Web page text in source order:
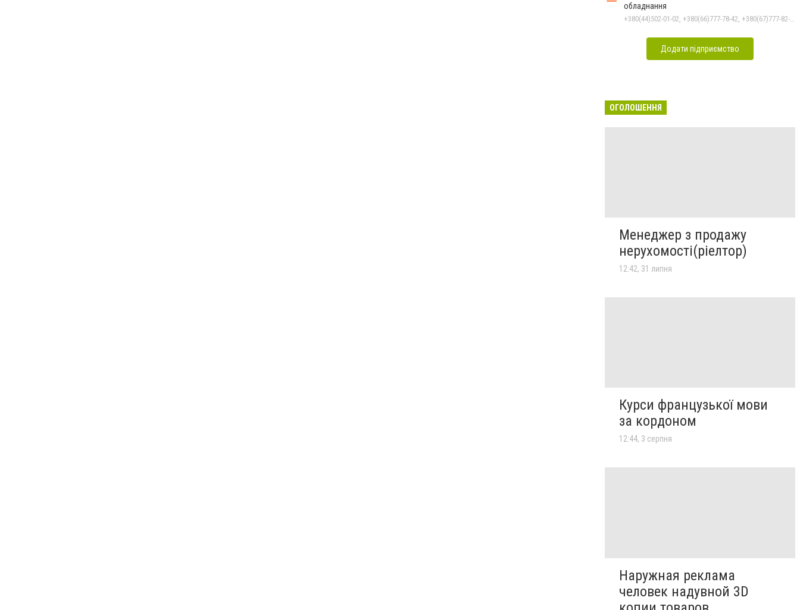
обладнання
Додати підприємство
ОГОЛОШЕННЯ
Менеджер з продажу
нерухомості(ріелтор)
12:42, 31 липня
Курси французької мови
за кордоном
12:44, 3 серпня
Наружная реклама
человек надувной 3D